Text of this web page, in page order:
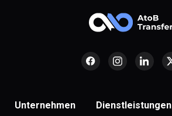
Unternehmen Dienstleistungen